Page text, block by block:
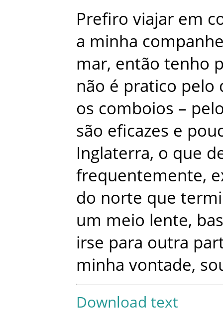
Prefiro viajar em
a minha
mar, então tenho
não é pratico pelo
os comboios –
são eficazes e
Inglaterra, o que
frequentemente,
do norte que
um meio lente,
irse para outra
minha vontade,
Download text